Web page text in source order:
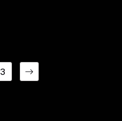
3